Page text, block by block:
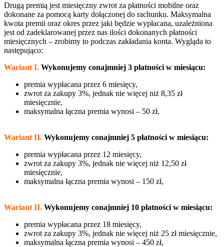
Drugą premią jest miesięczny zwrot za płatności mobilne oraz
dokonane za pomocą karty dołączonej do rachunku. Maksymalna
kwota premii oraz okres przez jaki będzie wypłacana, uzależniona
jest od zadeklarowanej przez nas ilości dokonanych płatności
miesięcznych – zrobimy to podczas zakładania konta. Wygląda to
następująco:
Wariant I. Wykonujemy conajmniej 3 płatności w miesiącu:
premia wypłacana przez 6 miesięcy,
zwrot za zakupy 3%, jednak nie więcej niż 8,35 zł
miesięcznie,
maksymalna łączna premia wynosi – 50 zł,
Wariant II. Wykonujemy conajmniej 5 płatności w miesiącu:
premia wypłacana przez 12 miesięcy,
zwrot za zakupy 3%, jednak nie więcej niż 12,50 zł
miesięcznie,
maksymalna łączna premia wynosi – 150 zł,
Wariant II. Wykonujemy conajmniej 10 płatności w miesiącu:
premia wypłacana przez 18 miesięcy,
zwrot za zakupy 3%, jednak nie więcej niż 25 zł miesięcznie,
maksymalna łączna premia wynosi – 450 zł,